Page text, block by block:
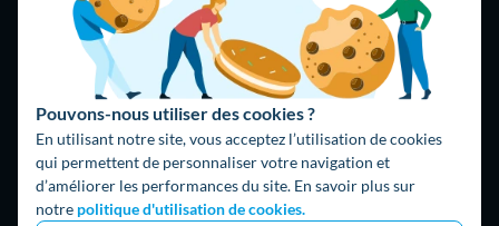
Pouvons-nous utiliser des cookies ?
En utilisant notre site, vous acceptez l’utilisation de cookies
qui permettent de personnaliser votre navigation et
d’améliorer les performances du site. En savoir plus sur
notre politique d'utilisation de cookies.
75018 Paris
Fait avec ⚡ par Hello Watt